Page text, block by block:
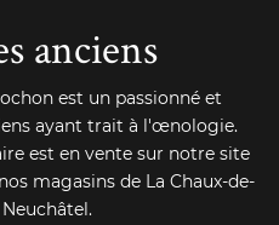
anciens
est un passionné et
ayant trait à l'œnologie.
est en vente sur notre site
magasins de La Chaux-de-